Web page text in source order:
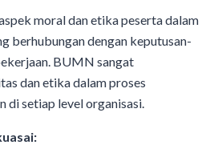
moral dan etika peserta dalam
berhubungan dengan keputusan-
BUMN sangat
dan etika dalam proses
di setiap level organisasi.